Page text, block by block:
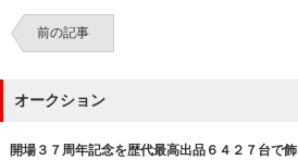
前の記事
オークション
開場３７周年記念を歴代最高出品６４２７台で飾